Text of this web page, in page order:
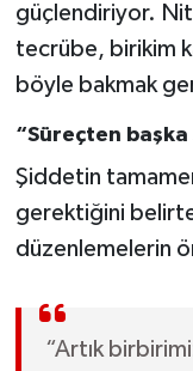
güçlendiriyor.
tecrübe, birikim
böyle bakmak
“Süreçten
Şiddetin
gerektiğini
düzenlemelerin
“Artık